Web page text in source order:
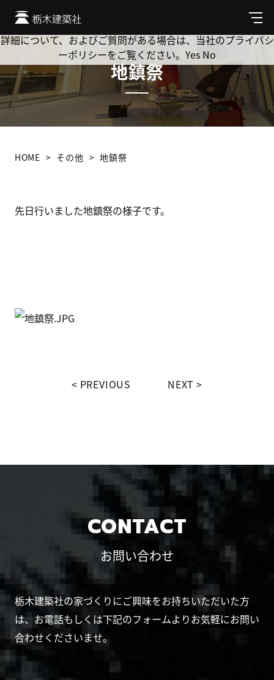
メ
ニ
ュ
地鎮祭
HOME その他 地鎮祭
先日行いました地鎮祭の様子です。
PREVIOUS NEXT
CONTACT
お問い合わせ
栃木建築社の家づくりにご興味をお持ちいただいた方
は、お電話もしくは下記のフォームよりお気軽にお問い
合わせくださいませ。
Cookie を使用して、お客様の活動を追跡してもよろしいです
か? 当社ではお客様のプライバシーを極めて重視しています。
詳細について、およびご質問がある場合は、当社のプライバシ
ーポリシーをご覧ください。 Yes No